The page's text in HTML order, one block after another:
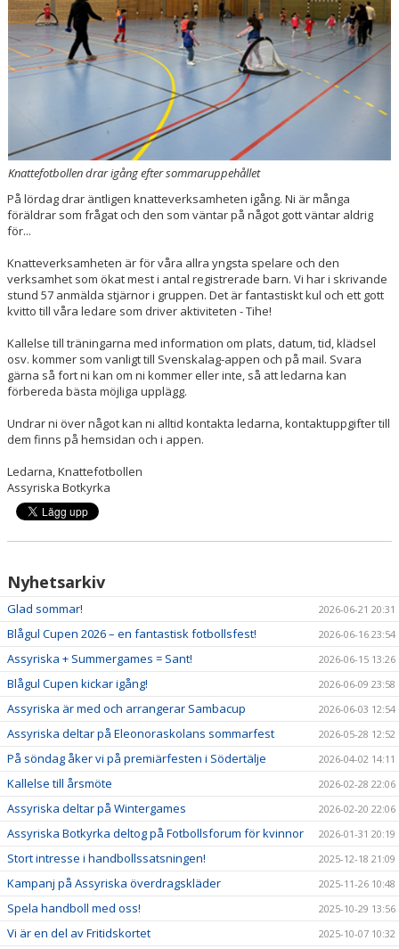
Knattefotbollen drar igång efter sommaruppehållet
På lördag drar äntligen knatteverksamheten igång. Ni är många
föräldrar som frågat och den som väntar på något gott väntar aldrig
för...
Knatteverksamheten är för våra allra yngsta spelare och den
verksamhet som ökat mest i antal registrerade barn. Vi har i skrivande
stund 57 anmälda stjärnor i gruppen. Det är fantastiskt kul och ett gott
kvitto till våra ledare som driver aktiviteten - Tihe!
Kallelse till träningarna med information om plats, datum, tid, klädsel
osv. kommer som vanligt till Svenskalag-appen och på mail. Svara
gärna så fort ni kan om ni kommer eller inte, så att ledarna kan
förbereda bästa möjliga upplägg.
Undrar ni över något kan ni alltid kontakta ledarna, kontaktuppgifter till
dem finns på hemsidan och i appen.
Ledarna, Knattefotbollen
Assyriska Botkyrka
Nyhetsarkiv
Glad sommar! 2026-06-21 20:31
Blågul Cupen 2026 – en fantastisk fotbollsfest! 2026-06-16 23:54
Assyriska + Summergames = Sant! 2026-06-15 13:26
Blågul Cupen kickar igång! 2026-06-09 23:58
Assyriska är med och arrangerar Sambacup 2026-06-03 12:54
Assyriska deltar på Eleonoraskolans sommarfest 2026-05-28 12:52
På söndag åker vi på premiärfesten i Södertälje 2026-04-02 14:11
Kallelse till årsmöte 2026-02-28 22:06
Assyriska deltar på Wintergames 2026-02-20 22:06
Assyriska Botkyrka deltog på Fotbollsforum för kvinnor 2026-01-31 20:19
Stort intresse i handbollssatsningen! 2025-12-18 21:09
Kampanj på Assyriska överdragskläder 2025-11-26 10:48
Spela handboll med oss! 2025-10-29 13:56
Vi är en del av Fritidskortet 2025-10-07 10:32